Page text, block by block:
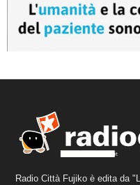
Radio Città Fujiko è edita da